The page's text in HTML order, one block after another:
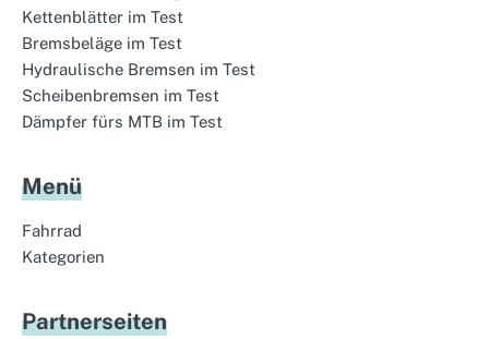
Kettenblätter im Test
Bremsbeläge im Test
Hydraulische Bremsen im Test
Scheibenbremsen im Test
Dämpfer fürs MTB im Test
Menü
Fahrrad
Kategorien
Partnerseiten